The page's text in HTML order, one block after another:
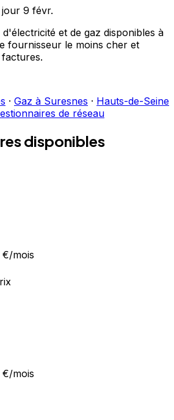
jour 9 févr.
et de gaz disponibles à
fournisseur le moins cher et
· Gaz à Suresnes · Hauts-de-Seine
de réseau
disponibles
€/mois
€/mois